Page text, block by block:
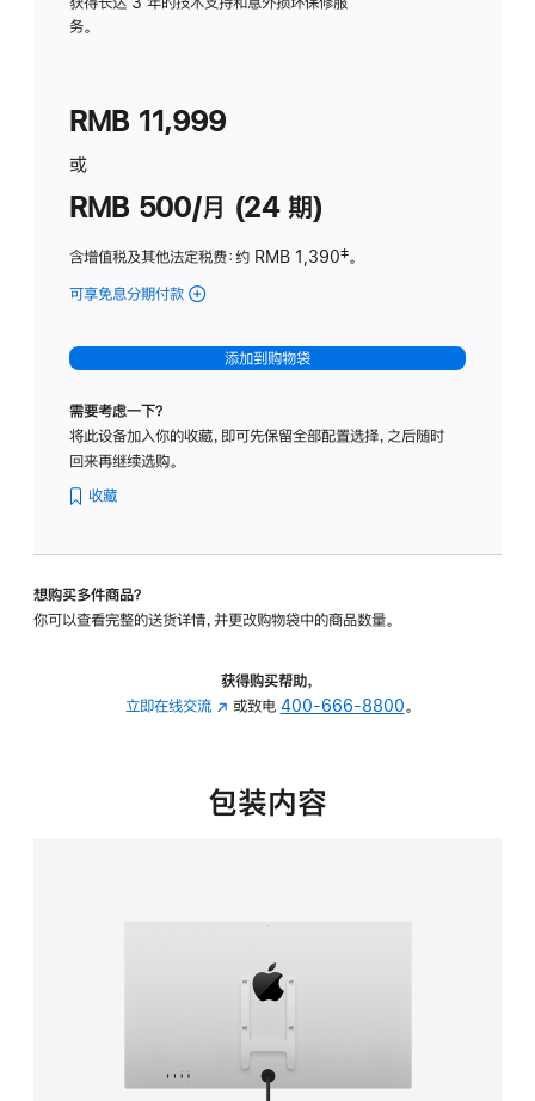
务。
RMB 11,999
或
RMB 500/月 (24 期)
含增值税及其他法定税费：约 RMB 1,390脚
‡。
可享免息分期付款 (Studio
-
标
璃
转
的
添加到购物袋
需要考虑一下？
将此设备加入你的收藏，即可先保留全部配置选择，之后随时
回来再继续选购。
收藏
想购买多件商品？
你可以查看完整的送货详情，并更改购物袋中的商品数量。
获得购买帮助，
立即在线交流 (在
中
或致电 400-666-8800。
包装内容